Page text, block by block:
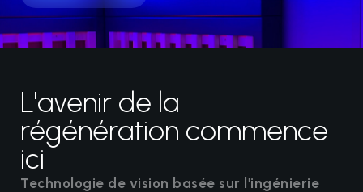
L'avenir de la
régénération commence
ici
Technologie de vision basée sur l'ingénierie